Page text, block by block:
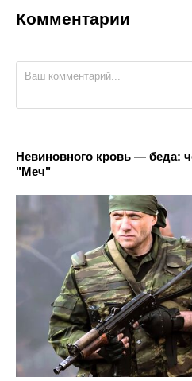
Комментарии
Невиновного кровь — беда:
"Меч"